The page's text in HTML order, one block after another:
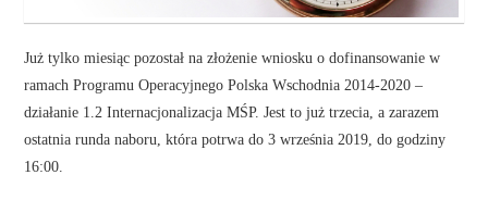
Już tylko miesiąc pozostał na złożenie wniosku o dofinansowanie w
ramach Programu Operacyjnego Polska Wschodnia 2014-2020 –
działanie 1.2 Internacjonalizacja MŚP. Jest to już trzecia, a zarazem
ostatnia runda naboru, która potrwa do 3 września 2019, do godziny
16:00.